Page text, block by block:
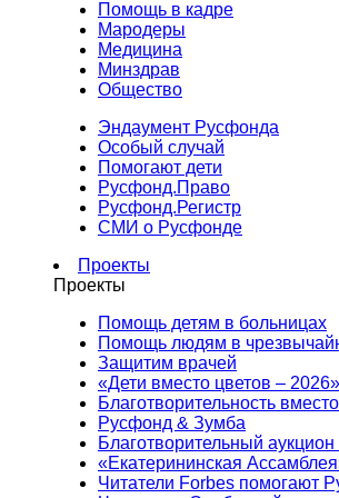
Помощь в кадре
Мародеры
Медицина
Минздрав
Общество
Эндаумент Русфонда
Особый случай
Помогают дети
Русфонд.Право
Русфонд.Регистр
СМИ о Русфонде
Проекты
Проекты
Помощь детям в больницах
Помощь людям в
Защитим врачей
«Дети вместо цветов – 2026»
Благотворительность
Русфонд & Зумба
Благотворительный
«Екатерининская
Читатели Forbes помогают